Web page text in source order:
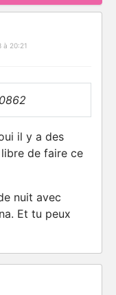
à 20:21
il y a des
de faire ce
nuit avec
Et tu peux